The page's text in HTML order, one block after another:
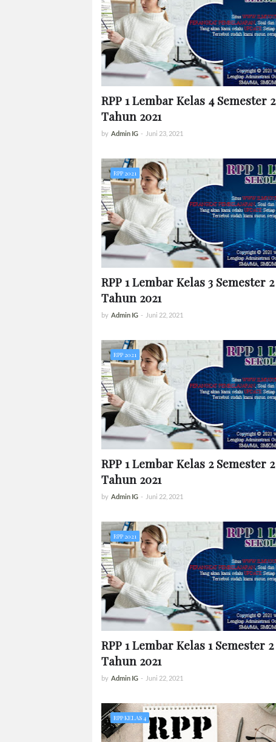
RPP 1 Lembar Kelas 4 Semester 2
Tahun 2021
by Admin IG - Juni 23, 2021
RPP 2021
RPP 1 Lembar Kelas 3 Semester 2
Tahun 2021
by Admin IG - Juni 22, 2021
RPP 2021
RPP 1 Lembar Kelas 2 Semester 2
Tahun 2021
by Admin IG - Juni 22, 2021
RPP 2021
RPP 1 Lembar Kelas 1 Semester 2
Tahun 2021
by Admin IG - Juni 22, 2021
RPP KELAS 4